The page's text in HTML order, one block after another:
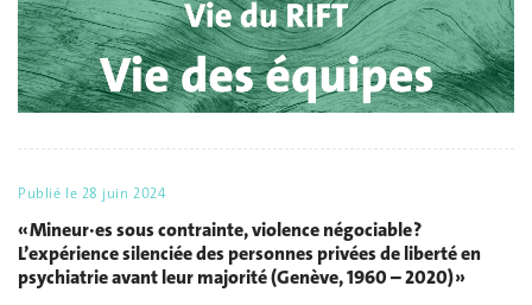
Publié le 28 juin 2024
« Mineur·es sous contrainte, violence négociable ?
L’expérience silenciée des personnes privées de liberté en
psychiatrie avant leur majorité (Genève, 1960 – 2020) »